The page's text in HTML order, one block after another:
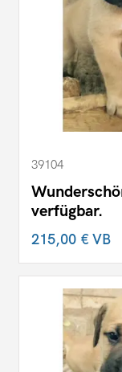
39104
verfügbar.
215,00 €VB